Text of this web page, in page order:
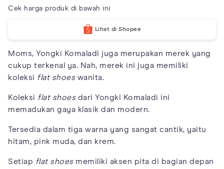
Cek harga produk di bawah ini
Lihat di Shopee
Moms, Yongki Komaladi juga merupakan merek yang
cukup terkenal ya. Nah, merek ini juga memiliki
koleksi flat shoeswanita.
Koleksi flat shoesdari Yongki Komaladi ini
memadukan gaya klasik dan modern.
Tersedia dalam tiga warna yang sangat cantik, yaitu
hitam, pink muda, dan krem.
Setiap flat shoesmemiliki aksen pita di bagian depan